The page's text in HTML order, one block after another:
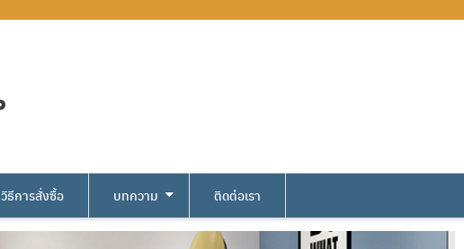
วิธีการสั่งซื้อ บทความ ติดต่อเรา